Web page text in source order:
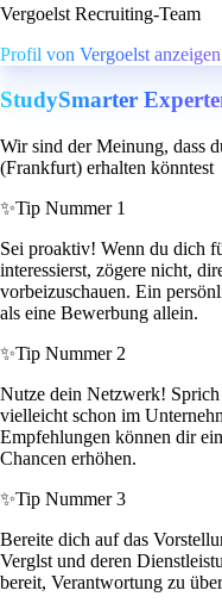
Vergoelst Recruiting-Team
Profil von Vergoelst anzeigen
StudySmarter
Wir sind der Meinung, dass
(Frankfurt) erhalten könntest
✨Tip Nummer 1
Sei proaktiv! Wenn du dich
interessierst, zögere nicht,
vorbeizuschauen. Ein
als eine Bewerbung allein.
✨Tip Nummer 2
Nutze dein Netzwerk!
vielleicht schon im
Empfehlungen können dir
Chancen erhöhen.
✨Tip Nummer 3
Bereite dich auf das
Verglst und deren
bereit, Verantwortung zu